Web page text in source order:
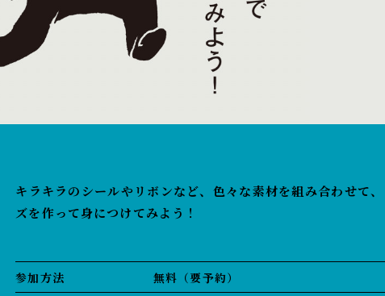
キラキラのシールやリボンなど、色々な素材を組み合わせて
ズを作って身につけてみよう！
参加方法
無料（要予約）